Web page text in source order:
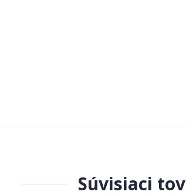
Súvisiaci